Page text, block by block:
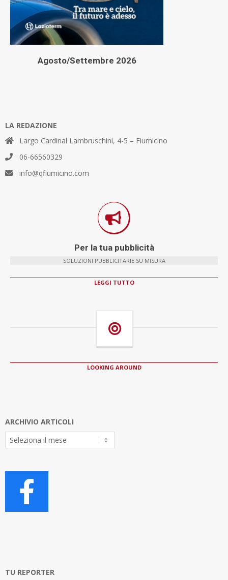
Agosto/Settembre 2026
LA REDAZIONE
Largo Cardinal Lambruschini, 4-5 – Fiumicino
06-66560329
info@qfiumicino.com
Per la tua pubblicità
SOLUZIONI PUBBLICITARIE SU MISURA
LEGGI TUTTO
LOOKING AROUND
ARCHIVIO ARTICOLI
Archivio
Articoli
TU REPORTER